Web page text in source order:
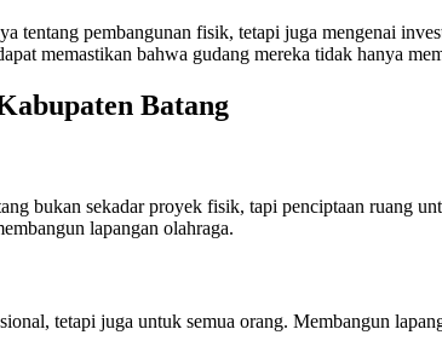
tentang pembangunan fisik, tetapi juga mengenai
memastikan bahwa gudang mereka tidak hanya
Batang
bukan sekadar proyek fisik, tapi penciptaan ruang
lapangan olahraga.
tetapi juga untuk semua orang. Membangun